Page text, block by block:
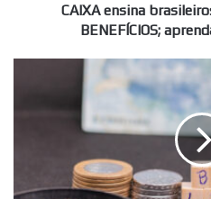
CAIXA ensina
BENEFÍCIOS;